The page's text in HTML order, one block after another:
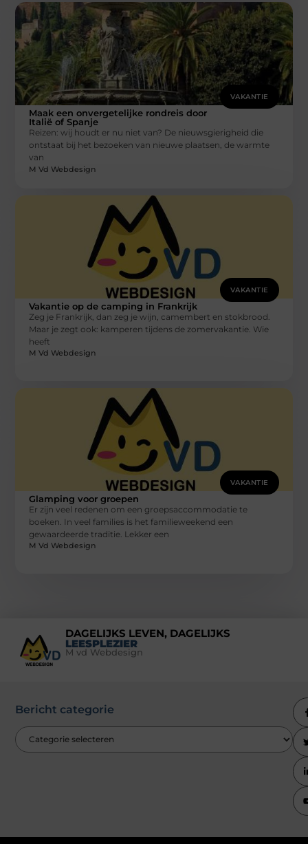
VAKANTIE
Maak een onvergetelijke rondreis door
Italië of Spanje
Reizen: wij houdt er nu niet van? De nieuwsgierigheid die
ontstaat bij het bezoeken van nieuwe plaatsen, de warmte
van
M Vd Webdesign
VAKANTIE
Vakantie op de camping in Frankrijk
Zeg je Frankrijk, dan zeg je wijn, camembert en stokbrood.
Maar je zegt ook: kamperen tijdens de zomervakantie. Wie
heeft
M Vd Webdesign
VAKANTIE
Glamping voor groepen
Er zijn veel redenen om een groepsaccommodatie te
boeken. In veel families is het familieweekend een
gewaardeerde traditie. Lekker een
M Vd Webdesign
DAGELIJKS LEVEN, DAGELIJKS
LEESPLEZIER
M vd Webdesign
Bericht categorie